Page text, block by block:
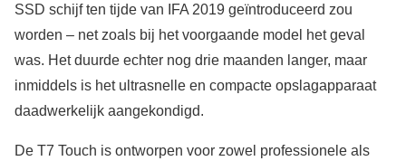
SSD schijf ten tijde van IFA 2019 geïntroduceerd zou
worden – net zoals bij het voorgaande model het geval
was. Het duurde echter nog drie maanden langer, maar
inmiddels is het ultrasnelle en compacte opslagapparaat
daadwerkelijk aangekondigd.
De T7 Touch is ontworpen voor zowel professionele als